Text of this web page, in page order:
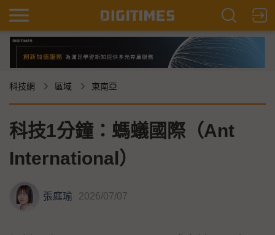
科技網 區域 東南亞
科技1分鐘：螞蟻國際（Ant
International）
張庭瑜 2026/07/07